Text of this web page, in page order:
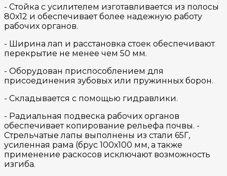
- Стойка с усилителем изготавливается из полосы
80х12 и обеспечивает более надежную работу
рабочих органов.
- Ширина лап и расстановка стоек обеспечивают
перекрытие не менее чем 50 мм.
- Оборудован приспособлением для
присоединения зубовых или пружинных борон.
- Складывается с помощью гидравлики.
- Радиальная подвеска рабочих органов
обеспечивает копирование рельефа почвы. -
Стрельчатые лапы выполнены из стали 65Г,
усиленная рама (брус 100х100 мм, а также
применение раскосов исключают возможность
изгиба.